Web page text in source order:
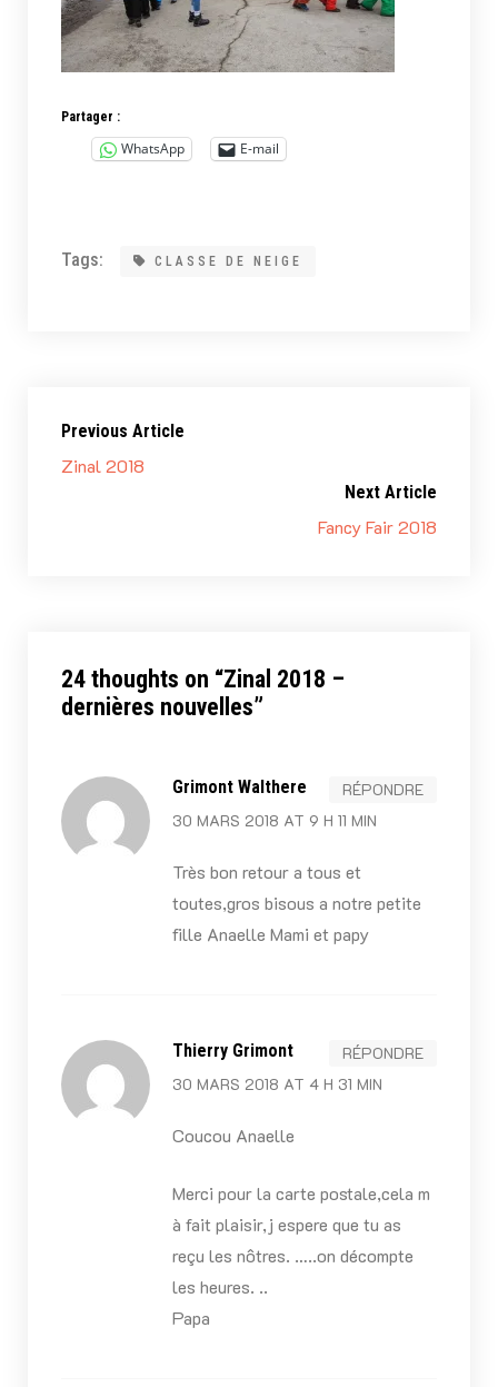
Partager :
WhatsApp E-mail
Tags: CLASSE DE NEIGE
Previous Article
Zinal 2018
Next Article
Fancy Fair 2018
24 thoughts on “Zinal 2018 –
dernières nouvelles”
Grimont Walthere
30 MARS 2018 AT 9 H 11 MIN
RÉPONDRE
Très bon retour a tous et
toutes,gros bisous a notre petite
fille Anaelle Mami et papy
Thierry Grimont
30 MARS 2018 AT 4 H 31 MIN
RÉPONDRE
Coucou Anaelle
Merci pour la carte postale,cela m
à fait plaisir,j espere que tu as
reçu les nôtres. …..on décompte
les heures. ..
Papa